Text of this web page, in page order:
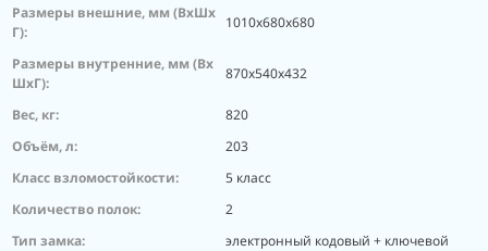
Размеры внешние, мм (ВхШх
Г):
1010x680x680
Размеры внутренние, мм (Вх
ШхГ):
870x540x432
Вес, кг:
820
Объём, л:
203
Класс взломостойкости:
5 класс
Количество полок:
2
Тип замка:
электронный кодовый + ключевой